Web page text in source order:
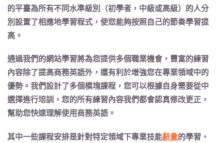
的平臺為所有不同水準級別（初學者，中級或高級）的人分
別設置了相應地學習程式，使您能夠按照自己的節奏學習提
高。
通過我們的網站學習將為您提供多個職業機會，豐富的練習
內容除了提高商務英語外，還有利於增強您在專業領域中的
優勢。我們設計了多個模塊課程 ， 您可以根據自身需要從中
選擇進行培訓
，您的所有練習內容我們都會認真修改更正，
幫助您快速理解使用商務英語。
其中一些課程安排是針對特定領域下專業技能辭彙的學習，